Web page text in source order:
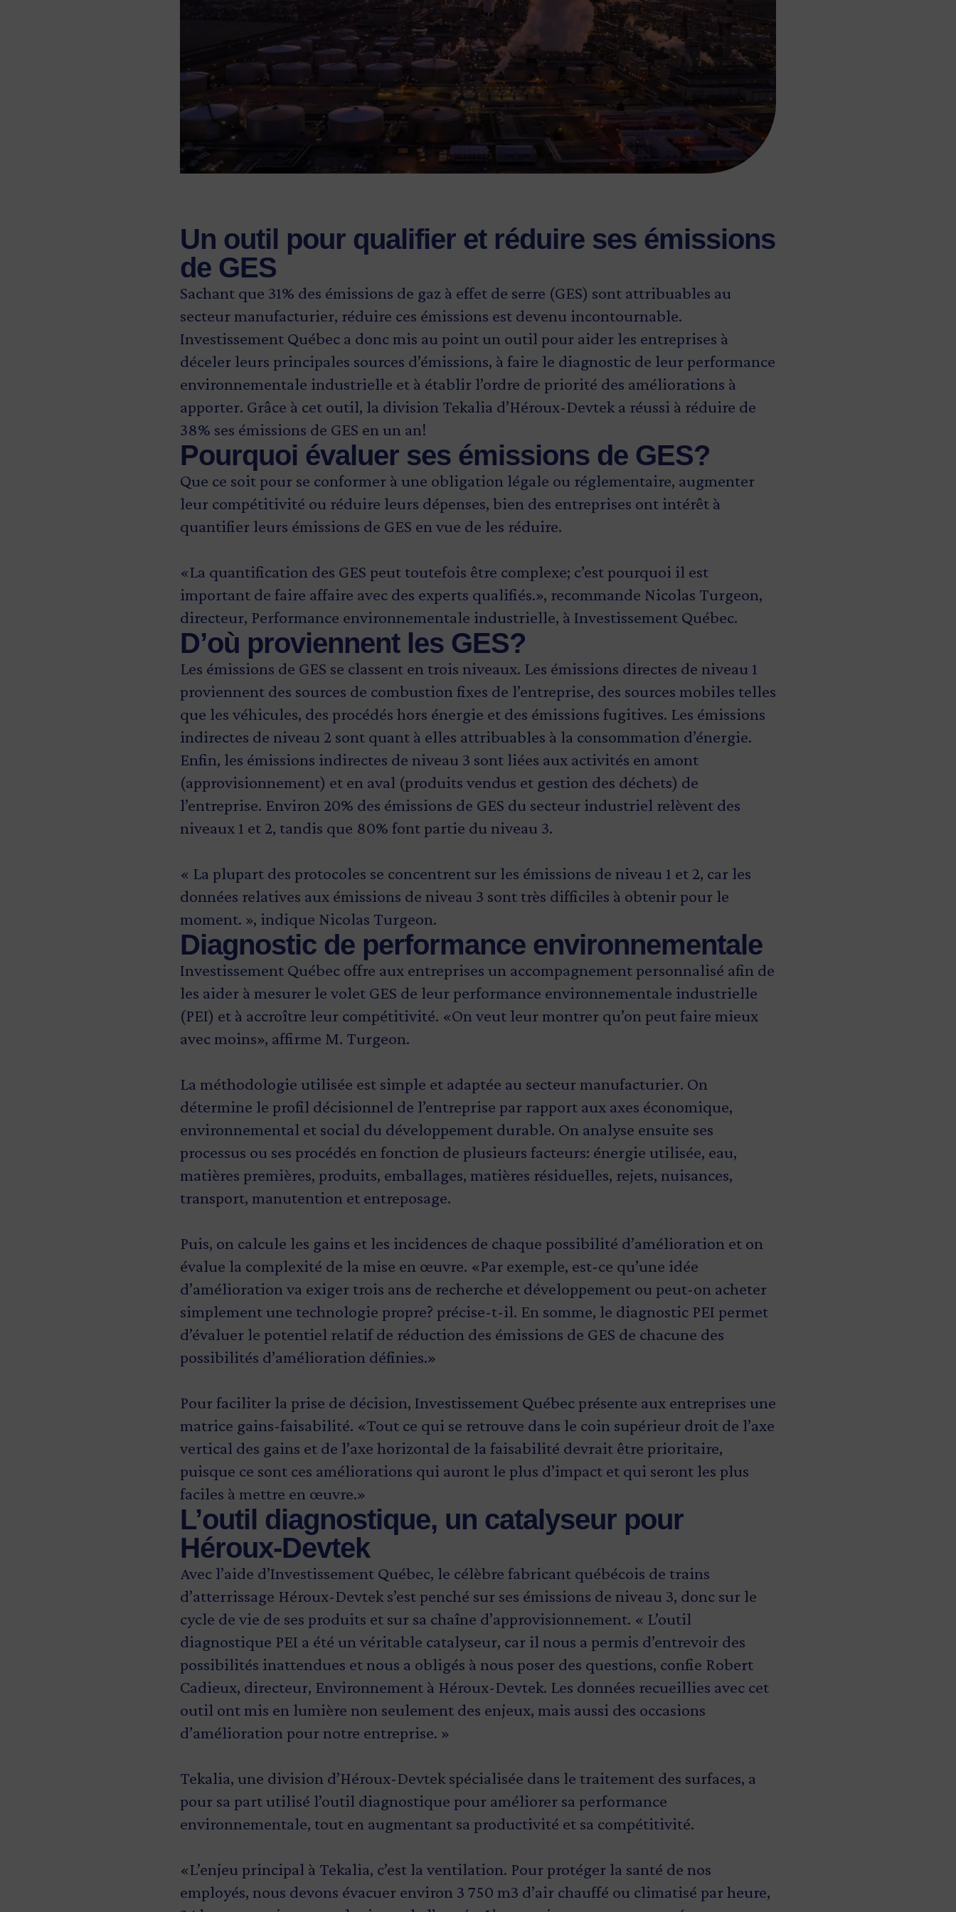
Un outil pour qualifier et réduire ses émissions
de GES
Sachant que 31% des émissions de gaz à effet de serre (GES) sont attribuables au
secteur manufacturier, réduire ces émissions est devenu incontournable.
Investissement Québec a donc mis au point un outil pour aider les entreprises à
déceler leurs principales sources d’émissions, à faire le diagnostic de leur performance
environnementale industrielle et à établir l’ordre de priorité des améliorations à
apporter. Grâce à cet outil, la division Tekalia d’Héroux-Devtek a réussi à réduire de
38% ses émissions de GES en un an!
Pourquoi évaluer ses émissions de GES?
Que ce soit pour se conformer à une obligation légale ou réglementaire, augmenter
leur compétitivité ou réduire leurs dépenses, bien des entreprises ont intérêt à
quantifier leurs émissions de GES en vue de les réduire.
«La quantification des GES peut toutefois être complexe; c’est pourquoi il est
important de faire affaire avec des experts qualifiés.», recommande Nicolas Turgeon,
directeur, Performance environnementale industrielle, à Investissement Québec.
D’où proviennent les GES?
Les émissions de GES se classent en trois niveaux. Les émissions directes de niveau 1
proviennent des sources de combustion fixes de l’entreprise, des sources mobiles telles
que les véhicules, des procédés hors énergie et des émissions fugitives. Les émissions
indirectes de niveau 2 sont quant à elles attribuables à la consommation d’énergie.
Enfin, les émissions indirectes de niveau 3 sont liées aux activités en amont
(approvisionnement) et en aval (produits vendus et gestion des déchets) de
l’entreprise. Environ 20% des émissions de GES du secteur industriel relèvent des
niveaux 1 et 2, tandis que 80% font partie du niveau 3.
« La plupart des protocoles se concentrent sur les émissions de niveau 1 et 2, car les
données relatives aux émissions de niveau 3 sont très difficiles à obtenir pour le
moment. », indique Nicolas Turgeon.
Diagnostic de performance environnementale
Investissement Québec offre aux entreprises un accompagnement personnalisé afin de
les aider à mesurer le volet GES de leur performance environnementale industrielle
(PEI) et à accroître leur compétitivité. «On veut leur montrer qu’on peut faire mieux
avec moins», affirme M. Turgeon.
La méthodologie utilisée est simple et adaptée au secteur manufacturier. On
détermine le profil décisionnel de l’entreprise par rapport aux axes économique,
environnemental et social du développement durable. On analyse ensuite ses
processus ou ses procédés en fonction de plusieurs facteurs: énergie utilisée, eau,
matières premières, produits, emballages, matières résiduelles, rejets, nuisances,
transport, manutention et entreposage.
Puis, on calcule les gains et les incidences de chaque possibilité d’amélioration et on
évalue la complexité de la mise en œuvre. «Par exemple, est-ce qu’une idée
d’amélioration va exiger trois ans de recherche et développement ou peut-on acheter
simplement une technologie propre? précise-t-il. En somme, le diagnostic PEI permet
d’évaluer le potentiel relatif de réduction des émissions de GES de chacune des
possibilités d’amélioration définies.»
Pour faciliter la prise de décision, Investissement Québec présente aux entreprises une
matrice gains-faisabilité. «Tout ce qui se retrouve dans le coin supérieur droit de l’axe
vertical des gains et de l’axe horizontal de la faisabilité devrait être prioritaire,
puisque ce sont ces améliorations qui auront le plus d’impact et qui seront les plus
faciles à mettre en œuvre.»
L’outil diagnostique, un catalyseur pour
Héroux-Devtek
Avec l’aide d’Investissement Québec, le célèbre fabricant québécois de trains
d’atterrissage Héroux-Devtek s’est penché sur ses émissions de niveau 3, donc sur le
cycle de vie de ses produits et sur sa chaîne d’approvisionnement. « L’outil
diagnostique PEI a été un véritable catalyseur, car il nous a permis d’entrevoir des
possibilités inattendues et nous a obligés à nous poser des questions, confie Robert
Cadieux, directeur, Environnement à Héroux-Devtek. Les données recueillies avec cet
outil ont mis en lumière non seulement des enjeux, mais aussi des occasions
d’amélioration pour notre entreprise. »
Tekalia, une division d’Héroux-Devtek spécialisée dans le traitement des surfaces, a
pour sa part utilisé l’outil diagnostique pour améliorer sa performance
environnementale, tout en augmentant sa productivité et sa compétitivité.
«L’enjeu principal à Tekalia, c’est la ventilation. Pour protéger la santé de nos
employés, nous devons évacuer environ 3 750 m3 d’air chauffé ou climatisé par heure,